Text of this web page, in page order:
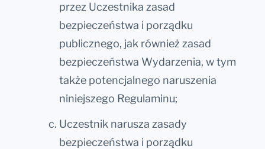
przez Uczestnika zasad
bezpieczeństwa i porządku
publicznego, jak również zasad
bezpieczeństwa Wydarzenia, w tym
także potencjalnego naruszenia
niniejszego Regulaminu;
Uczestnik narusza zasady
bezpieczeństwa i porządku